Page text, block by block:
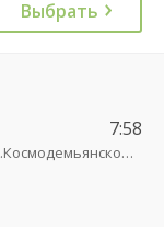
Выбрать
7:58
Памятник А.Космодемьянскому(Балтийское шоссе) трасса